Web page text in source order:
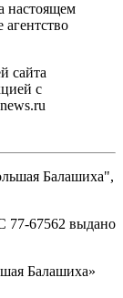
настоящем
сайта
с
Балашиха",
67562 выдано
Балашиха»